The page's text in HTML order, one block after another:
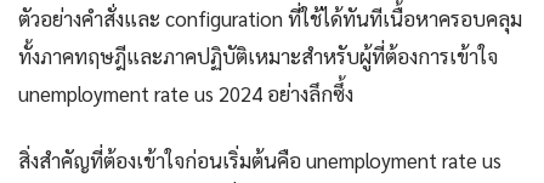
ตัวอย่างคำสั่งและ configuration ที่ใช้ได้ทันทีเนื้อหาครอบคลุม
ทั้งภาคทฤษฎีและภาคปฏิบัติเหมาะสำหรับผู้ที่ต้องการเข้าใจ
unemployment rate us 2024 อย่างลึกซึ้ง
สิ่งสำคัญที่ต้องเข้าใจก่อนเริ่มต้นคือ unemployment rate us